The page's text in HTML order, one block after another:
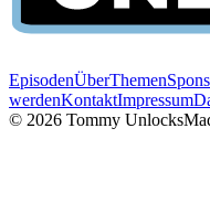
EpisodenÜberThemen
werdenKontaktImpressum
© 2026 Tommy Unlocks